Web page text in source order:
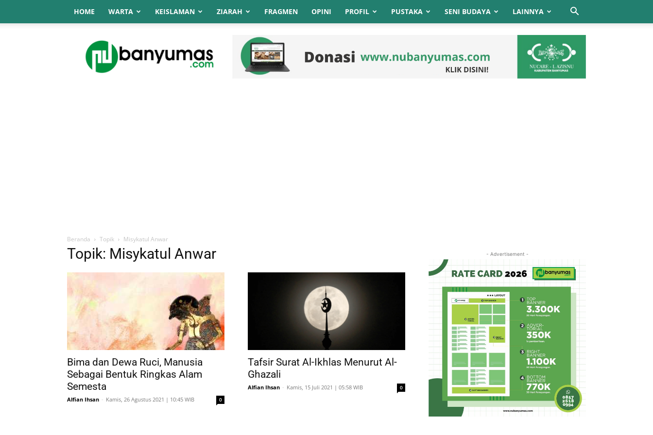
HOME WARTA KEISLAMAN ZIARAH FRAGMEN OPINI PROFIL PUSTAKA SENI BUDAYA LAINNYA
NU
Online
Banyumas
Beranda Topik Misykatul Anwar
Topik: Misykatul Anwar
Bima dan Dewa Ruci, Manusia
Sebagai Bentuk Ringkas Alam
Semesta
Alfian Ihsan - Kamis, 26 Agustus 2021 | 10:45 WIB 0
Tafsir Surat Al-Ikhlas Menurut Al-
Ghazali
Alfian Ihsan - Kamis, 15 Juli 2021 | 05:58 WIB 0
- Advertisement -